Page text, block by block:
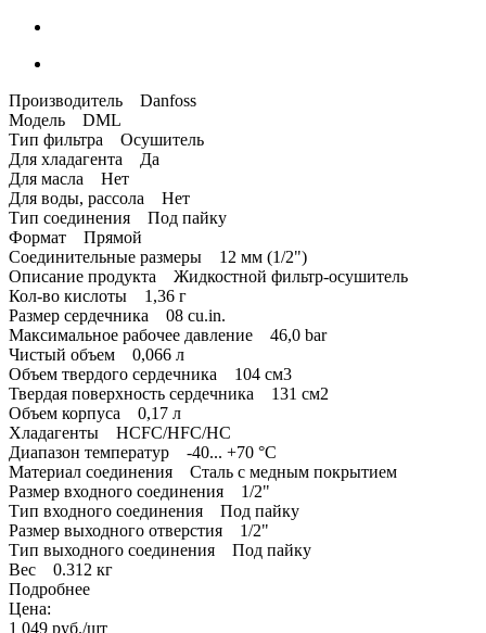
Производитель Danfoss
Модель DML
Тип фильтра Осушитель
Для хладагента Да
Для масла Нет
Для воды, рассола Нет
Тип соединения Под пайку
Формат Прямой
Соединительные размеры 12 мм (1/2")
Описание продукта Жидкостной фильтр-осушитель
Кол-во кислоты 1,36 г
Размер сердечника 08 cu.in.
Максимальное рабочее давление 46,0 bar
Чистый объем 0,066 л
Объем твердого сердечника 104 см3
Твердая поверхность сердечника 131 см2
Объем корпуса 0,17 л
Хладагенты HCFC/HFC/HC
Диапазон температур -40... +70 °C
Материал соединения Сталь с медным покрытием
Размер входного соединения 1/2"
Тип входного соединения Под пайку
Размер выходного отверстия 1/2"
Тип выходного соединения Под пайку
Вес 0.312 кг
Подробнее
Цена:
1 049 руб./шт